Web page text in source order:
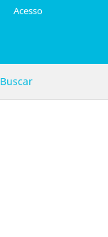
Buscar
Acesso